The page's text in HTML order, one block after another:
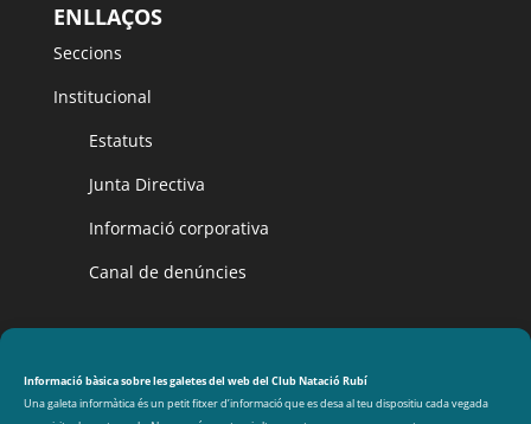
Informació bàsica sobre les galetes del web del Club Natació Rubí
Una galeta informàtica és un petit fitxer d’informació que es desa al teu dispositiu cada vegada
ENLLAÇOS
Seccions
Institucional
Estatuts
Junta Directiva
Informació corporativa
Canal de denúncies
Avinguda de les Olimpíades s/n, 08191 Rubí